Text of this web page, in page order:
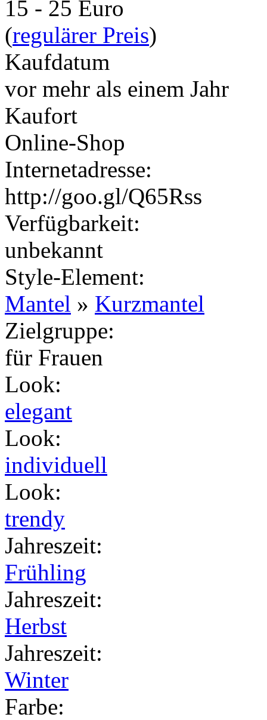
15 - 25 Euro
(regulärer Preis)
Kaufdatum
vor mehr als einem Jahr
Kaufort
Online-Shop
Internetadresse:
http://goo.gl/Q65Rss
Verfügbarkeit:
unbekannt
Style-Element:
Mantel » Kurzmantel
Zielgruppe:
für Frauen
Look:
elegant
Look:
individuell
Look:
trendy
Jahreszeit:
Frühling
Jahreszeit:
Herbst
Jahreszeit:
Winter
Farbe: